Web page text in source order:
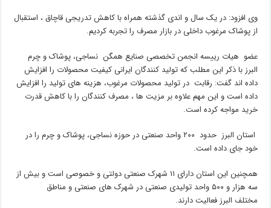
وی افزود: در یک سال و اندی گذشته همراه با کاهش تدریجی قاچاق ، استقبال
از پوشاک مرغوب داخلی در بازار مصرف را تجربه کردیم.
عضو هیات رییسه انجمن تخصصی صنایع همگن نساجی، پوشاک و چرم
البرز با ذکر این مطلب که تولید کنندگان ایرانی کیفیت محصولات را افزایش
داده اند گفت: رقابت در تولید محصولات مرغوب، هزینه های تولید را افزایش
داده است و این مهم علاوه بر مزیت ها ، مصرف کنندگان را با کاهش قدرت
خرید مواجه کرده است.
استان البرز حدود ۲۰۰ واحد صنعتی در حوزه نساجی، پوشاک و چرم را در
خود جای داده است.
همچنین این استان دارای ۱۱ شهرک صنعتی دولتی و خصوصی است و بیش از
سه هزار و ۵۰۰ واحد تولیدی صنعتی در شهرک های صنعتی و مناطق
مختلف البرز فعالیت دارند.